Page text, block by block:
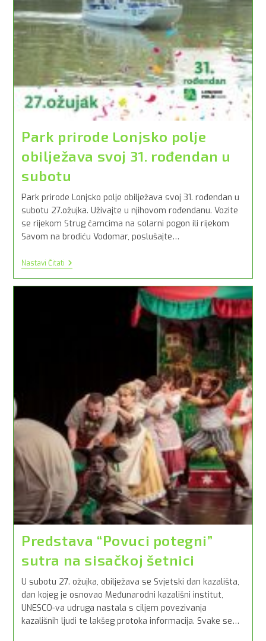
Park prirode Lonjsko polje
obilježava svoj 31. rođendan u
subotu
Park prirode Lonjsko polje obilježava svoj 31. rođendan u
subotu 27.ožujka. Uživajte u njihovom rođendanu. Vozite
se rijekom Strug čamcima na solarni pogon ili rijekom
Savom na brodiću Vodomar, poslušajte…
Nastavi ČitatiPark
Prirode
Lonjsko
Predstava “Povuci potegni”
sutra na sisačkoj šetnici
U subotu 27. ožujka, obilježava se Svjetski dan kazališta,
dan kojeg je osnovao Međunarodni kazališni institut,
UNESCO-va udruga nastala s ciljem povezivanja
kazališnih ljudi te lakšeg protoka informacija. Svake se…